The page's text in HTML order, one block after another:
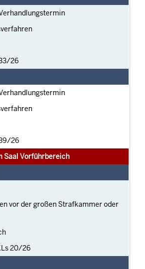
26
26
Saal Vorführbereich
vor der großen Strafkammer oder
20/26